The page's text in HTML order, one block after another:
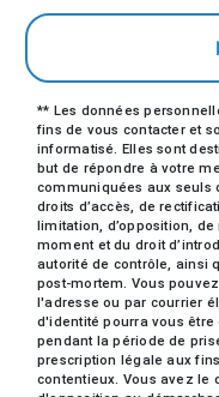
** Les données
fins de vous contacter et
informatisé. Elles sont
but de répondre à votre
communiquées aux seuls
droits d’accès, de
limitation, d’opposition,
moment et du droit
autorité de contrôle, ainsi
post-mortem. Vous
l'adresse ou par courrier
d'identité pourra vous être
pendant la période de
prescription légale aux
contentieux. Vous avez le